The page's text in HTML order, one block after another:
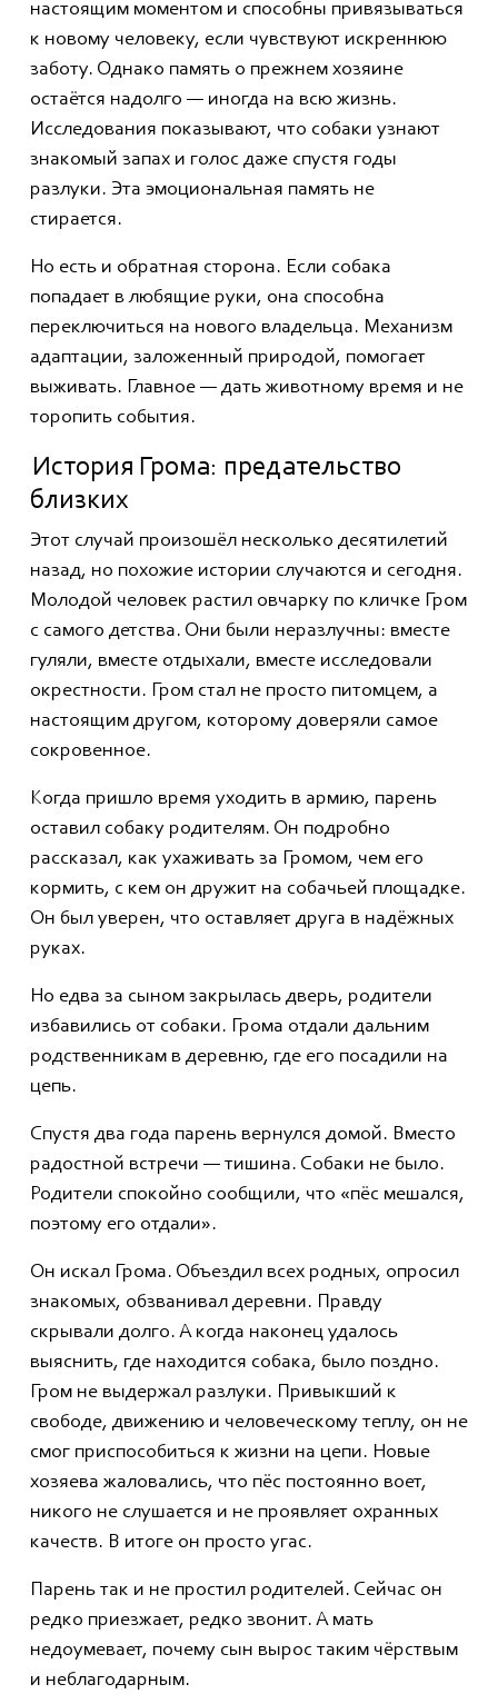
настоящим моментом и способны привязываться
к новому человеку, если чувствуют искреннюю
заботу. Однако память о прежнем хозяине
остаётся надолго — иногда на всю жизнь.
Исследования показывают, что собаки узнают
знакомый запах и голос даже спустя годы
разлуки. Эта эмоциональная память не
стирается.
Но есть и обратная сторона. Если собака
попадает в любящие руки, она способна
переключиться на нового владельца. Механизм
адаптации, заложенный природой, помогает
выживать. Главное — дать животному время и не
торопить события.
История Грома: предательство
близких
Этот случай произошёл несколько десятилетий
назад, но похожие истории случаются и сегодня.
Молодой человек растил овчарку по кличке Гром
с самого детства. Они были неразлучны: вместе
гуляли, вместе отдыхали, вместе исследовали
окрестности. Гром стал не просто питомцем, а
настоящим другом, которому доверяли самое
сокровенное.
Когда пришло время уходить в армию, парень
оставил собаку родителям. Он подробно
рассказал, как ухаживать за Громом, чем его
кормить, с кем он дружит на собачьей площадке.
Он был уверен, что оставляет друга в надёжных
руках.
Но едва за сыном закрылась дверь, родители
избавились от собаки. Грома отдали дальним
родственникам в деревню, где его посадили на
цепь.
Спустя два года парень вернулся домой. Вместо
радостной встречи — тишина. Собаки не было.
Родители спокойно сообщили, что «пёс мешался,
поэтому его отдали».
Он искал Грома. Объездил всех родных, опросил
знакомых, обзванивал деревни. Правду
скрывали долго. А когда наконец удалось
выяснить, где находится собака, было поздно.
Гром не выдержал разлуки. Привыкший к
свободе, движению и человеческому теплу, он не
смог приспособиться к жизни на цепи. Новые
хозяева жаловались, что пёс постоянно воет,
никого не слушается и не проявляет охранных
качеств. В итоге он просто угас.
Парень так и не простил родителей. Сейчас он
редко приезжает, редко звонит. А мать
недоумевает, почему сын вырос таким чёрствым
и неблагодарным.